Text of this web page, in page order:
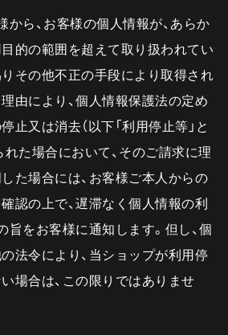
から、お客様の個人情報が、あらか
的の範囲を超えて取り扱われてい
その他不正の手段により取得され
由により、個人情報保護法の定め
止又は消去（以下「利用停止等」と
れた場合において、そのご請求に理
た場合には、お客様ご本人からの
認の上で、遅滞なく個人情報の利
旨をお客様に通知します。但し、個
法令により、当ショップが利用停
場合は、この限りではありませ